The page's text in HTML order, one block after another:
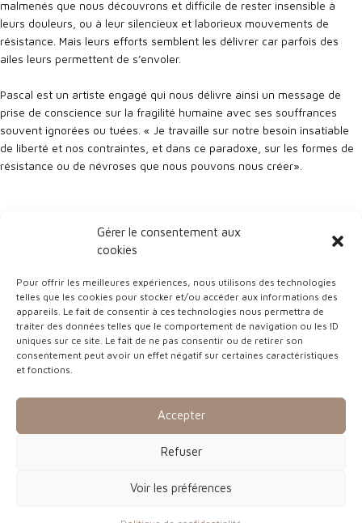
Gérer le consentement aux
cookies
Pour offrir les meilleures expériences, nous utilisons des technologies
telles que les cookies pour stocker et/ou accéder aux informations des
appareils. Le fait de consentir à ces technologies nous permettra de
traiter des données telles que le comportement de navigation ou les ID
uniques sur ce site. Le fait de ne pas consentir ou de retirer son
consentement peut avoir un effet négatif sur certaines caractéristiques
et fonctions.
Accepter
Refuser
Voir les préférences
malmenés que nous découvrons et difficile de rester insensible à
leurs douleurs, ou à leur silencieux et laborieux mouvements de
résistance. Mais leurs efforts semblent les délivrer car parfois des
ailes leurs permettent de s’envoler.
Pascal est un artiste engagé qui nous délivre ainsi un message de
prise de conscience sur la fragilité humaine avec ses souffrances
souvent ignorées ou tuées. « Je travaille sur notre besoin insatiable
de liberté et nos contraintes, et dans ce paradoxe, sur les formes de
résistance ou de névroses que nous pouvons nous créer».
Les Créations de Pascal Borghi
froid – H80 x 35 x 17 cm
Bronze 38 – H40 x 20 x 20